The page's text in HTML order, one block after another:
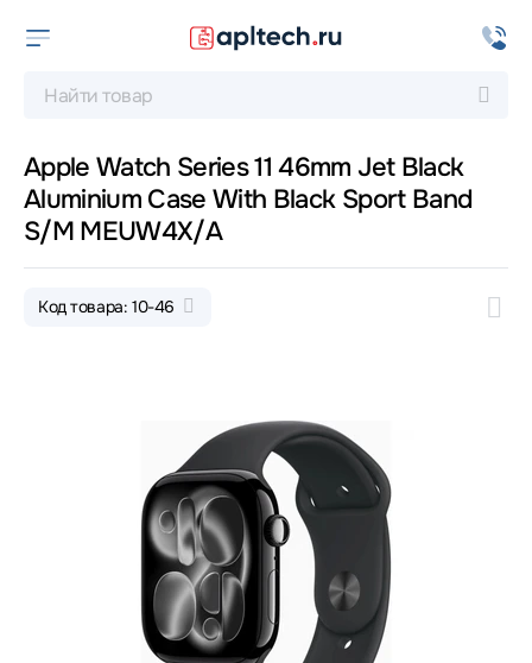
Apple Watch Series 11 46mm Jet Black
Aluminium Case With Black Sport Band
S/M MEUW4X/A
Код товара: 10-46